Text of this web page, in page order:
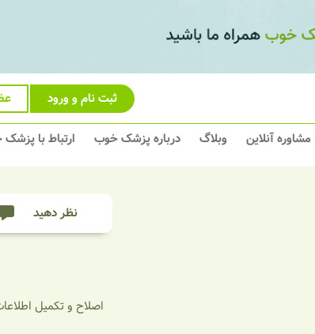
ثبت نام و ورود
مشاوره آنلاین وبلاگ درباره پزشک خوب ارتباط با
نظر دهید
اصلاح و تکمیل